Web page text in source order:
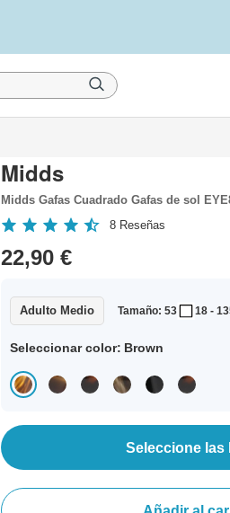
Midds
Midds Gafas Cuadrado Gafas de sol
8 Reseñas
22,90 €
Adulto Medio Tamaño: 53 18 -
Seleccionar color: Brown
Seleccione las